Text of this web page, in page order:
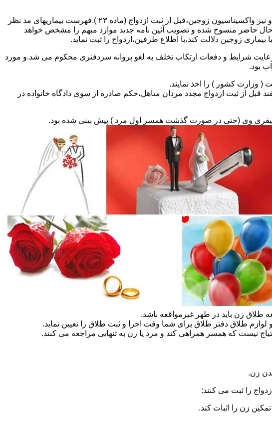
مطالبه و اخذ گواهی پزشکی معتبر مبنی بر عدم اعتیاد به مواد مخدر و عدم ابتلا به بیماریهای مسری ( سیفلیس،تالاسمی و..) و نیز واکسیناسیون زوجین،قبل از ثبت ازدواج (ماده ۲۳ ).فهرست بیماریهای مد نظر
حال حاضر منسوخ شده و تصویب آئین نامه جدید موارد مبهم را مشخص خواهد
زوجین دلالت کند،با اطلاع طرفین،ازدواج را ثبت نماید.
رعایت شرایط و دفعات ارتکاب تخلف به لغو پروانه سردفتری محکوم می شد.و مورد
بود.
ازدواج کما فی السابق مکلفند قبل از ثبت ازدواج مجدد مردان متاهل،حکم صادره از سوی دادگاه خانواده در
کیفری وی (حتی در صورت گذشت همسر اول مرد ) پیش بینی شده بود.
زن باید در طهر غیرمواقعه باشد.
طلاق دفتر طلاق برای شما وقت اجرا و ثبت طلاق را تعیین نماید.
نیست که همسر همراهی کند و مرد یا زن به تنهایی مراجعه می کنند.
زن.
را ثبت می کنند:
زن را اثبات کند.